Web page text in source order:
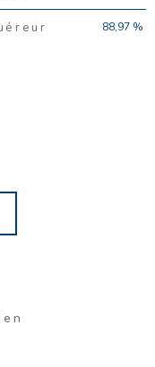
88,97 %